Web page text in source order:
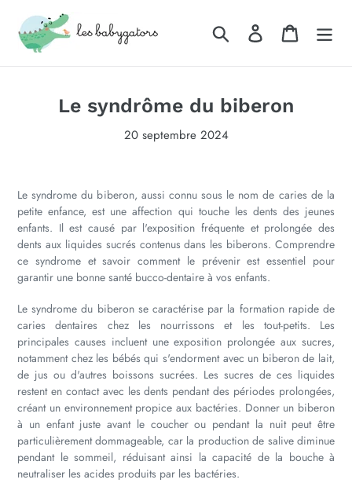
contenu
RechercherSe connecter
Panier
Le syndrôme du biberon
20 septembre 2024
Le syndrome du biberon, aussi connu sous le nom de caries de la
petite enfance, est une affection qui touche les dents des jeunes
enfants. Il est causé par l'exposition fréquente et prolongée des
dents aux liquides sucrés contenus dans les biberons. Comprendre
ce syndrome et savoir comment le prévenir est essentiel pour
garantir une bonne santé bucco-dentaire à vos enfants.
Le syndrome du biberon se caractérise par la formation rapide de
caries dentaires chez les nourrissons et les tout-petits. Les
principales causes incluent une exposition prolongée aux sucres,
notamment chez les bébés qui s'endorment avec un biberon de lait,
de jus ou d'autres boissons sucrées. Les sucres de ces liquides
restent en contact avec les dents pendant des périodes prolongées,
créant un environnement propice aux bactéries. Donner un biberon
à un enfant juste avant le coucher ou pendant la nuit peut être
particulièrement dommageable, car la production de salive diminue
pendant le sommeil, réduisant ainsi la capacité de la bouche à
neutraliser les acides produits par les bactéries.